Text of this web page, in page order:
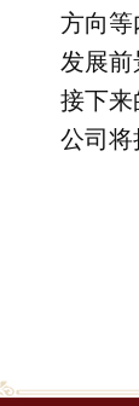
方向
发展
接下
公司将